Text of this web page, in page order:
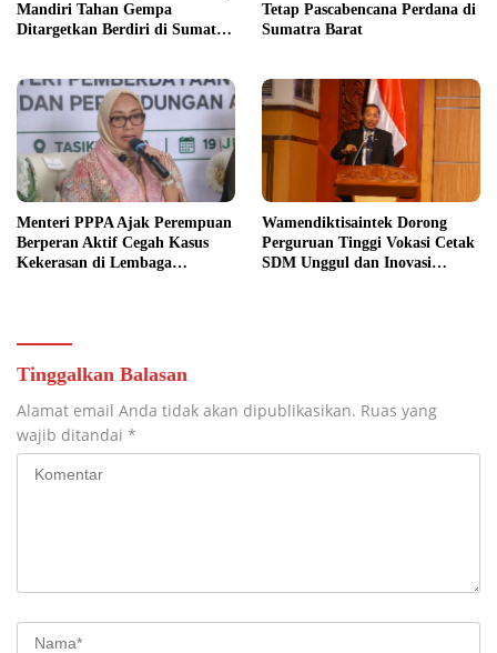
Mandiri Tahan Gempa
Ditargetkan Berdiri di Sumatra
Tetap Pascabencana Perdana di
Sumatra Barat
Menteri PPPA Ajak Perempuan
Berperan Aktif Cegah Kasus
Kekerasan di Lembaga
Wamendiktisaintek Dorong
Perguruan Tinggi Vokasi Cetak
SDM Unggul dan Inovasi
Tinggalkan Balasan
Alamat email Anda tidak akan dipublikasikan. Ruas yang
wajib ditandai *